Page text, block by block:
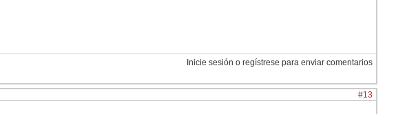
Inicie sesión o regístrese para enviar comentarios
#13